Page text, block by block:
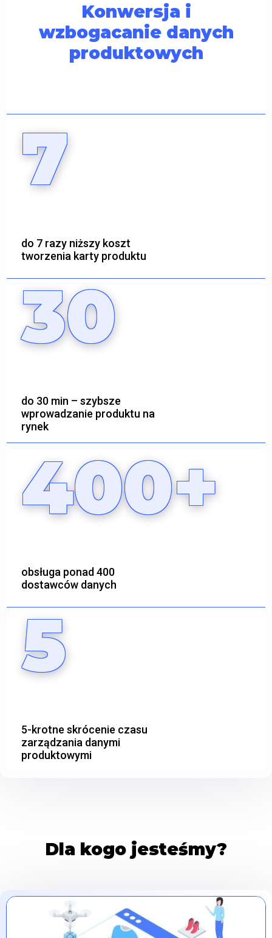
Konwersja i
wzbogacanie danych
produktowych
7
do 7 razy niższy koszt
tworzenia karty produktu
30
do 30 min – szybsze
wprowadzanie produktu na
rynek
400+
obsługa ponad 400
dostawców danych
5
5-krotne skrócenie czasu
zarządzania danymi
produktowymi
Dla kogo jesteśmy?